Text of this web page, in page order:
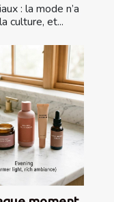
: la mode n’a
culture, et...